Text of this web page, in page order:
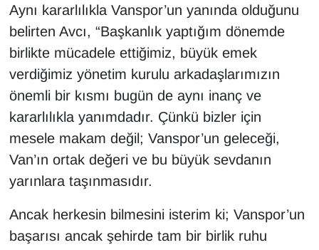
Aynı kararlılıkla Vanspor’un yanında olduğunu
belirten Avcı, “Başkanlık yaptığım dönemde
birlikte mücadele ettiğimiz, büyük emek
verdiğimiz yönetim kurulu arkadaşlarımızın
önemli bir kısmı bugün de aynı inanç ve
kararlılıkla yanımdadır. Çünkü bizler için
mesele makam değil; Vanspor’un geleceği,
Van’ın ortak değeri ve bu büyük sevdanın
yarınlara taşınmasıdır.
Ancak herkesin bilmesini isterim ki; Vanspor’un
başarısı ancak şehirde tam bir birlik ruhu